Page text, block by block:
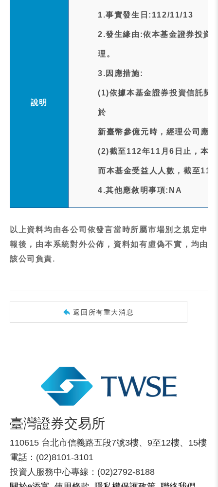
說明
1.事實發生日:112/11/13
2.發生緣由:依本基金證券投資
理。
3.因應措施:
(1)依據本基金證券投資信託契
於
新臺幣參億元時，經理公司應
(2)截至112年11月6日止，本
而本基金受益人人數，截至
4.其他應敘明事項:NA
以上資料均由各公司依發言當時所屬市場別之規定申
報後，由本系統對外公佈，資料如有虛偽不實，均由
該公司負責.
返回所有重大消息
臺灣證券交易所
110615 台北市信義路五段7號3樓、9至12樓、15樓
電話：(02)8101-3101
投資人服務中心專線：(02)2792-8188